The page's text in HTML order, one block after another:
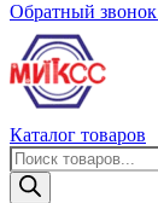
Обратный звонок
Каталог товаров
Поиск
товаров